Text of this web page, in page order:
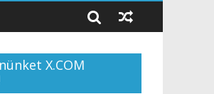
X.COM